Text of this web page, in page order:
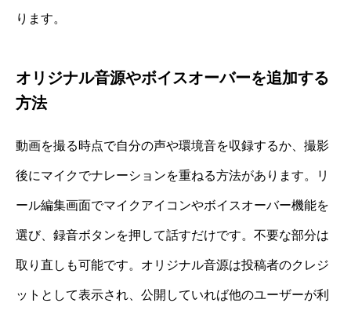
ります。
オリジナル音源やボイスオーバーを追加する
方法
動画を撮る時点で自分の声や環境音を収録するか、撮影
後にマイクでナレーションを重ねる方法があります。リ
ール編集画面でマイクアイコンやボイスオーバー機能を
選び、録音ボタンを押して話すだけです。不要な部分は
取り直しも可能です。オリジナル音源は投稿者のクレジ
ットとして表示され、公開していれば他のユーザーが利